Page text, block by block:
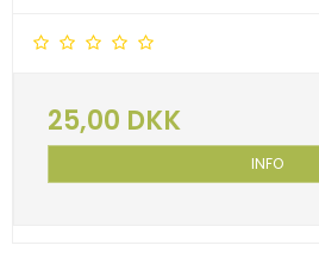
25,00 DKK
INFO